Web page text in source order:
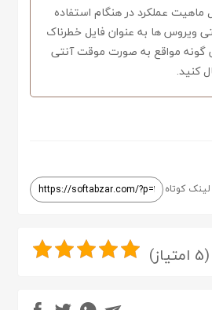
ماهیت عملکرد در هنگام استفاده
ها به عنوان فایل خطرناک
گونه مواقع به صورت موقت آنتی
کنید.
لینک کوتاه